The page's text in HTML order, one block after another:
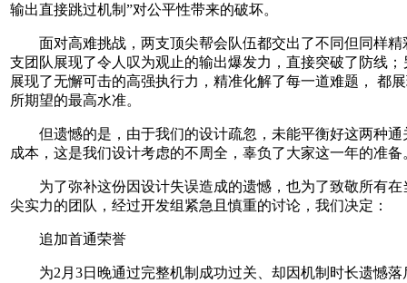
输出直接跳过机制”对公平性带来的破坏。
面对高难挑战，两支顶尖帮会队伍都交出了不同但同样精
支团队展现了令人叹为观止的输出爆发力，直接突破了防线；
展现了无懈可击的高强执行力，精准化解了每一道难题， 都
所期望的最高水准。
但遗憾的是，由于我们的设计疏忽，未能平衡好这两种通
成本，这是我们设计考虑的不周全，辜负了大家这一年的准备
为了弥补这份因设计失误造成的遗憾，也为了致敬所有在
尖实力的团队，经过开发组紧急且慎重的讨论，我们决定：
追加首通荣誉
为2月3日晚通过完整机制成功过关、却因机制时长遗憾落